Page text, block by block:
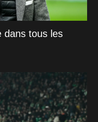
dans tous les